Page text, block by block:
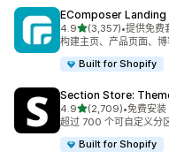
EComposer Landing
4.9星（满分 5 星）
(3,357)
总共 3357 条评论
•提供免费
构建主页、产品页面、博
Built for Shopify
Section Store:
4.9星（满分 5 星）
(2,709)
总共 2709 条评论
•免费安装
超过 700 个可自定义分
Built for Shopify